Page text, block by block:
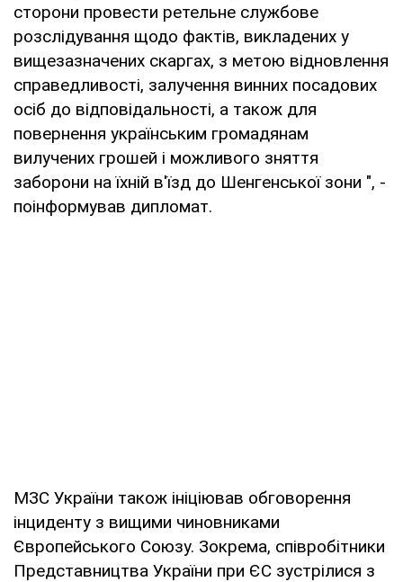
сторони провести ретельне службове
розслідування щодо фактів, викладених у
вищезазначених скаргах, з метою відновлення
справедливості, залучення винних посадових
осіб до відповідальності, а також для
повернення українським громадянам
вилучених грошей і можливого зняття
заборони на їхній в'їзд до Шенгенської зони ", -
поінформував дипломат.
МЗС України також ініціював обговорення
інциденту з вищими чиновниками
Європейського Союзу. Зокрема, співробітники
Представництва України при ЄС зустрілися з